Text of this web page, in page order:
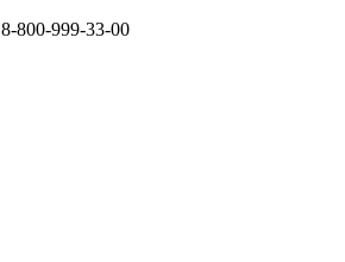
8-800-999-33-00